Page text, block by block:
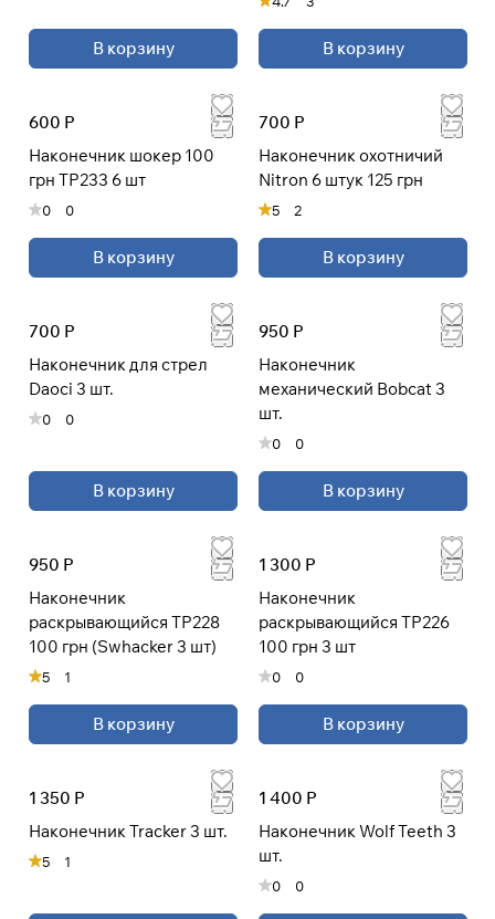
В корзину В корзину
600 Р
Наконечник шокер 100
грн TP233 6 шт
0 0
В корзину
700 Р
Наконечник охотничий
Nitron 6 штук 125 грн
5 2
В корзину
700 Р
Наконечник для стрел
Daoci 3 шт.
0 0
В корзину
950 Р
Наконечник
механический Bobcat 3
шт.
0 0
В корзину
950 Р
Наконечник
раскрывающийся TP228
100 грн (Swhacker 3 шт)
5 1
В корзину
1 300 Р
Наконечник
раскрывающийся TP226
100 грн 3 шт
0 0
В корзину
1 350 Р
Наконечник Tracker 3 шт.
5 1
1 400 Р
Наконечник Wolf Teeth 3
шт.
0 0
раз в 2 недели